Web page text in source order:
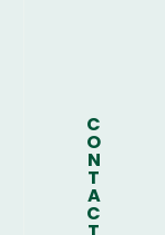
C
O
N
T
A
C